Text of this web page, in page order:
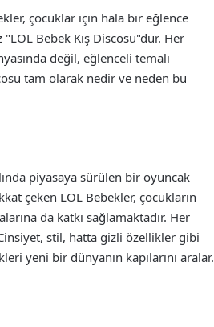
çocuklar için hala bir eğlence
Bebek Kış Discosu"dur. Her
değil, eğlenceli temalı
tam olarak nedir ve neden bu
piyasaya sürülen bir oyuncak
çeken LOL Bebekler, çocukların
da katkı sağlamaktadır. Her
stil, hatta gizli özellikler gibi
yeni bir dünyanın kapılarını aralar.